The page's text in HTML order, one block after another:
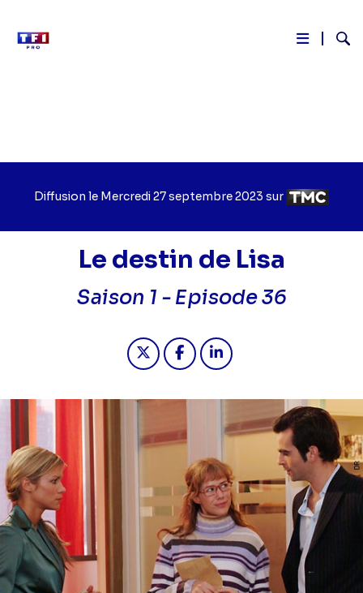
Diffusion le Jour
diffusion
Mercredi 27 septembre 2023 sur Chaîne
diffusion
Le destin de Lisa
Saison 1 -Episode 36
Partager "2023-09-27 07:25 - Le
Partager "2023-09-27